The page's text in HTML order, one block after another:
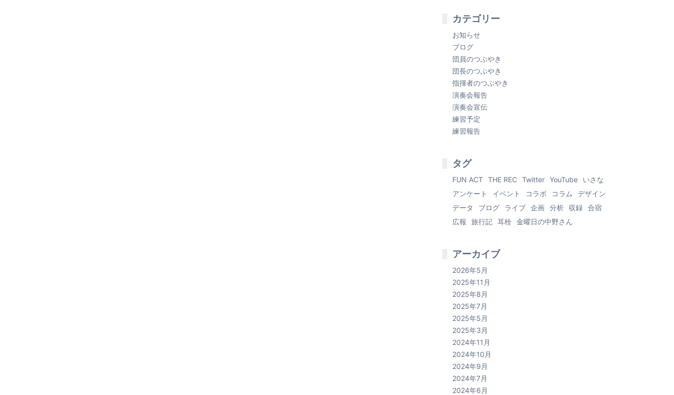
カテゴリー
お知らせ
ブログ
団員のつぶやき
団長のつぶやき
指揮者のつぶやき
演奏会報告
演奏会宣伝
練習予定
練習報告
タグ
FUN ACT THE REC Twitter YouTube
いさな
アンケート
イベント コラボ コラム
デザイン
データ
ブログ ライブ 企画 分析 収録 合宿
広報
旅行記 耳栓 金曜日の中野さん
アーカイブ
2026年5月
2025年11月
2025年8月
2025年7月
2025年5月
2025年3月
2024年11月
2024年10月
2024年9月
2024年7月
2024年6月